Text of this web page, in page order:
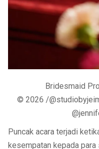
Bridesmaid
© 2026 /
Puncak acara terjadi
kesempatan kepada